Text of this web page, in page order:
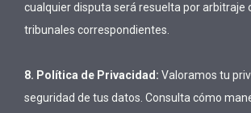
cualquier disputa será resuelta por arbitraje
tribunales correspondientes.
8. Política de Privacidad: Valoramos tu
seguridad de tus datos. Consulta cómo